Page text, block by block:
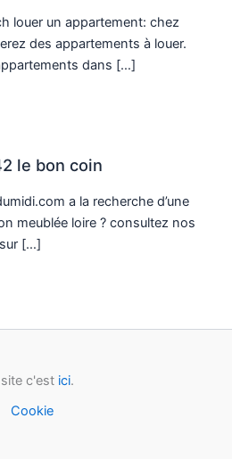
louer un appartement: chez
des appartements à louer.
dans […]
le bon coin
a la recherche d’une
meublée loire ? consultez nos
[…]
c'est ici.
Cookie